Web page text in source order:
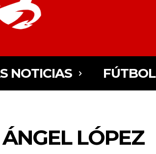
NOTICIAS FÚTBOL
LÓPEZ